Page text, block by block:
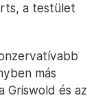
a testület
más
Griswold és az